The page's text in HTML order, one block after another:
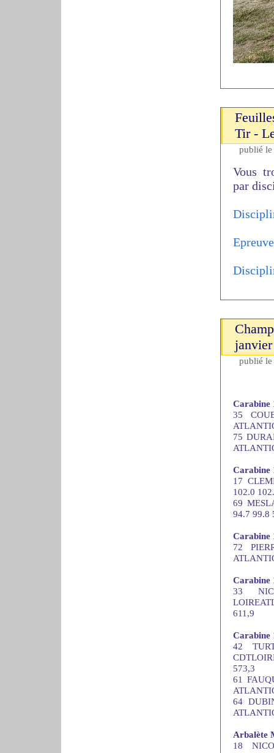
Tir -
publié
Vous
par
publié
Carabine
35
75
Carabine
17
102.0
69
94.7 99.8
Carabine
72
Carabine
33
611,9
Carabine
42
573,3
61
64
Arbalète
18